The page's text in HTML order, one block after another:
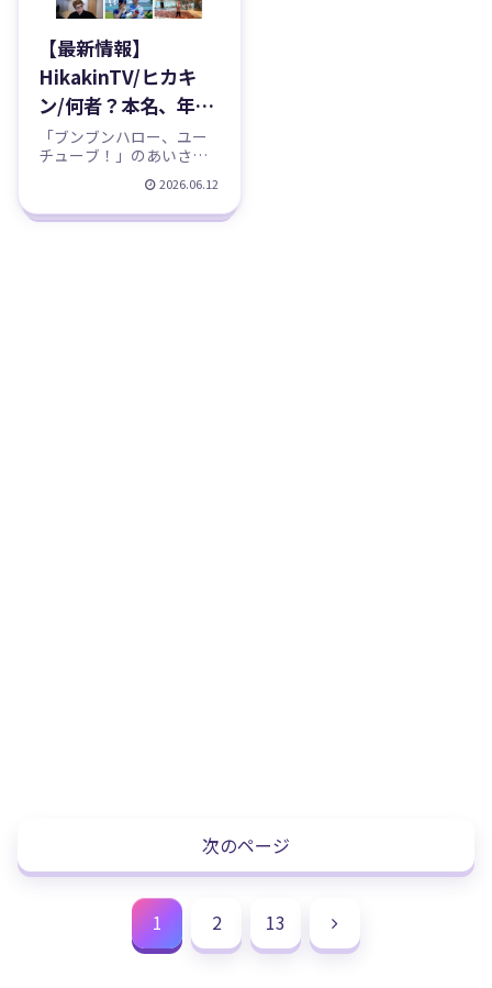
【最新情報】
HikakinTV/ヒカキ
ン/何者？本名、年
齢、誕生日、身長、
出身、結婚、子供、
嫁、年収、家族、セ
イキン、韓国人、
「ブンブンハロー、ユー
チューブ！」のあいさつ
YouTube界を切り拓いて
きたトップYouTuber「ヒ
カキン」さん。子どもか
2026.06.12
次のページ
1 2 13
次